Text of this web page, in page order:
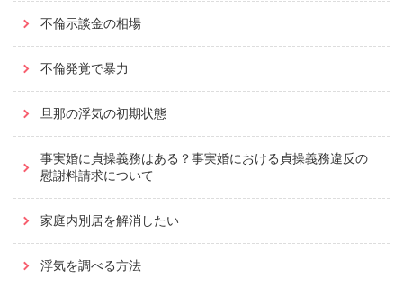
不倫示談金の相場
不倫発覚で暴力
旦那の浮気の初期状態
事実婚に貞操義務はある？事実婚における貞操義務違反の
慰謝料請求について
家庭内別居を解消したい
浮気を調べる方法